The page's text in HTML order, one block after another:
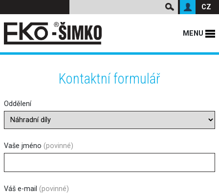
CZ
MENU
Kontaktní formulář
Oddělení
Vaše jméno (povinné)
Váš e-mail (povinné)